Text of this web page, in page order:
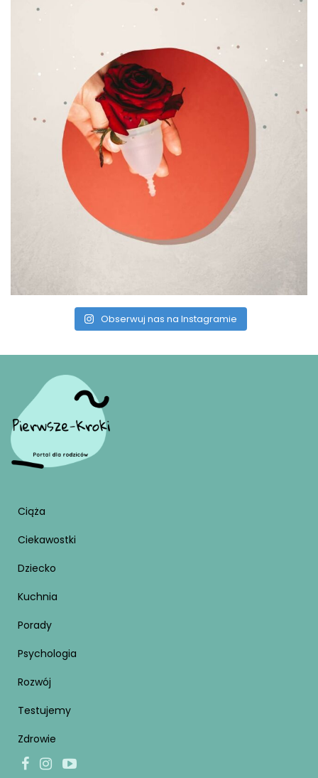
Obserwuj nas na Instagramie
Ciąża
Ciekawostki
Dziecko
Kuchnia
Porady
Psychologia
Rozwój
Testujemy
Zdrowie